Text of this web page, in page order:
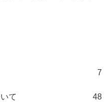
7
て 48